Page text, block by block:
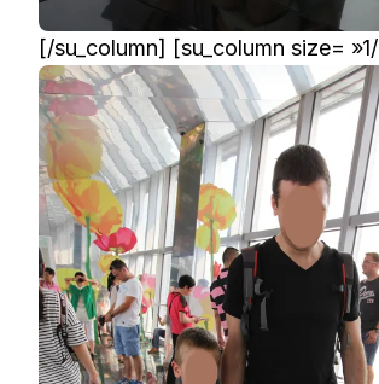
[/su_column] [su_column size=